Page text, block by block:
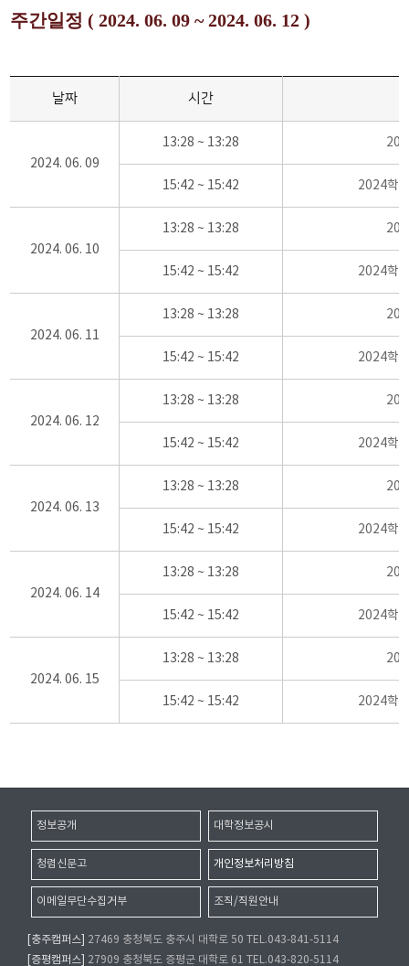
주간일정 ( 2024. 06. 09 ~ 2024. 06. 12 )
날짜 시간
2024. 06. 09
13:28 ~ 13:28
15:42 ~ 15:42 2024학
2024. 06. 10
13:28 ~ 13:28
15:42 ~ 15:42 2024학
2024. 06. 11
13:28 ~ 13:28
15:42 ~ 15:42 2024학
2024. 06. 12
13:28 ~ 13:28
15:42 ~ 15:42 2024학
2024. 06. 13
13:28 ~ 13:28
15:42 ~ 15:42 2024학
2024. 06. 14
13:28 ~ 13:28
15:42 ~ 15:42 2024학
2024. 06. 15
13:28 ~ 13:28
15:42 ~ 15:42 2024학
정보공개 대학정보공시
청렴신문고 개인정보처리방침
이메일무단수집거부 조직/직원안내
[충주캠퍼스]
27469 충청북도 충주시 대학로 50 TEL.043-841-5114
[증평캠퍼스]
27909 충청북도 증평군 대학로 61 TEL.043-820-5114